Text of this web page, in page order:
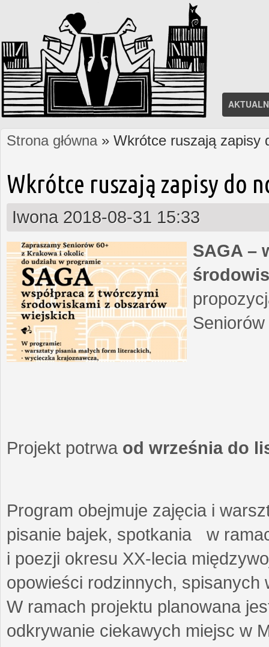
Jesteś tutaj
Strona główna» Wkrótce ruszają zapisy
Wkrótce ruszają zapisy do
Iwona 2018-08-31 15:33
SAGA –
Projekt potrwa od września do
Program obejmuje zajęcia i
pisanie bajek, spotkania w
i poezji okresu XX-lecia
opowieści rodzinnych,
W ramach projektu planowana
odkrywanie ciekawych miejsc w